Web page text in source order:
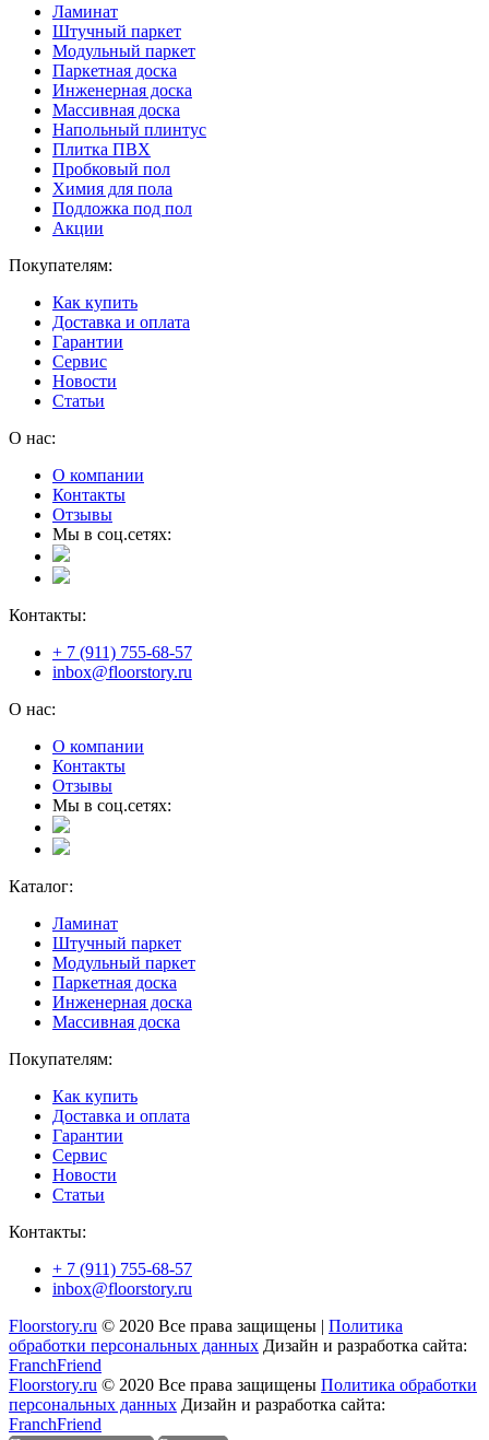
Ламинат
Штучный паркет
Модульный паркет
Паркетная доска
Инженерная доска
Массивная доска
Напольный плинтус
Плитка ПВХ
Пробковый пол
Химия для пола
Подложка под пол
Акции
Покупателям:
Как купить
Доставка и оплата
Гарантии
Сервис
Новости
Статьи
О нас:
О компании
Контакты
Отзывы
Мы в соц.сетях:
Контакты:
+ 7 (911) 755-68-57
inbox@floorstory.ru
О нас:
О компании
Контакты
Отзывы
Мы в соц.сетях:
Каталог:
Ламинат
Штучный паркет
Модульный паркет
Паркетная доска
Инженерная доска
Массивная доска
Покупателям:
Как купить
Доставка и оплата
Гарантии
Сервис
Новости
Статьи
Контакты:
+ 7 (911) 755-68-57
inbox@floorstory.ru
Floorstory.ru © 2020 Все права защищены | Политика
обработки персональных данных Дизайн и разработка сайта:
FranchFriend
Floorstory.ru © 2020 Все права защищены Политика обработки
персональных данных Дизайн и разработка сайта:
FranchFriend